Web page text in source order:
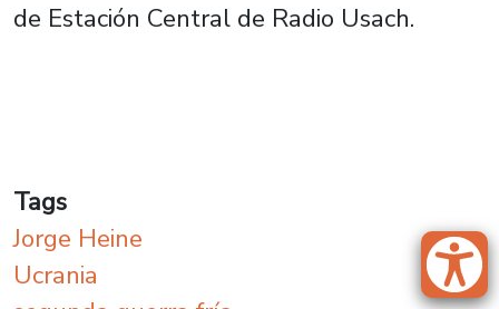
de Estación Central de Radio Usach.
Tags
Jorge Heine
Ucrania